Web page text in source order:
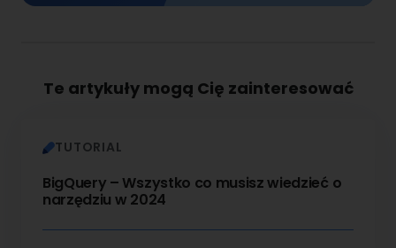
Te artykuły mogą Cię zainteresować
TUTORIAL
BigQuery – Wszystko co musisz wiedzieć o
narzędziu w 2024